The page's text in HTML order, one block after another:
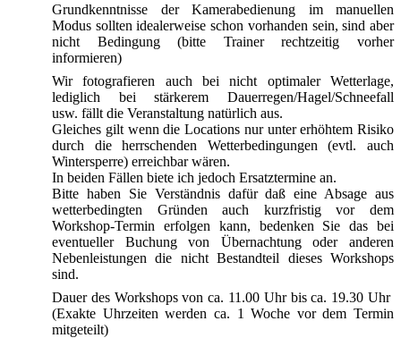
Grundkenntnisse der Kamerabedienung im manuellen
Modus sollten idealerweise schon vorhanden sein, sind aber
nicht Bedingung (bitte Trainer rechtzeitig vorher
informieren)
Wir fotografieren auch bei nicht optimaler Wetterlage,
lediglich bei stärkerem Dauerregen/Hagel/Schneefall
usw. fällt die Veranstaltung natürlich aus.
Gleiches gilt wenn die Locations nur unter erhöhtem Risiko
durch die herrschenden Wetterbedingungen (evtl. auch
Wintersperre) erreichbar wären.
In beiden Fällen biete ich jedoch Ersatztermine an.
Bitte haben Sie Verständnis dafür daß eine Absage aus
wetterbedingten Gründen auch kurzfristig vor dem
Workshop-Termin erfolgen kann, bedenken Sie das bei
eventueller Buchung von Übernachtung oder anderen
Nebenleistungen die nicht Bestandteil dieses Workshops
sind.
Dauer des Workshops von ca. 11.00 Uhr bis ca. 19.30 Uhr
(Exakte Uhrzeiten werden ca. 1 Woche vor dem Termin
mitgeteilt)